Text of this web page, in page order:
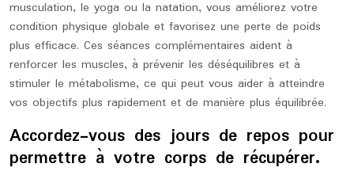
musculation, le yoga ou la natation, vous améliorez votre
condition physique globale et favorisez une perte de poids
plus efficace. Ces séances complémentaires aident à
renforcer les muscles, à prévenir les déséquilibres et à
stimuler le métabolisme, ce qui peut vous aider à atteindre
vos objectifs plus rapidement et de manière plus équilibrée.
Accordez-vous des jours de repos pour
permettre à votre corps de récupérer.